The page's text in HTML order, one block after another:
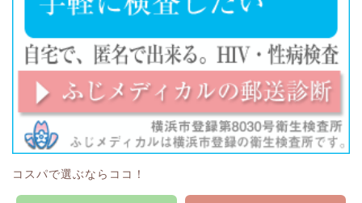
コスパで選ぶならココ！